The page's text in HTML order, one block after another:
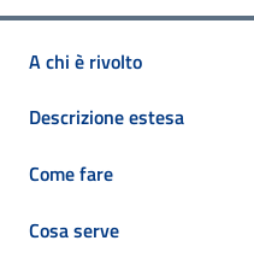
A chi è rivolto
Descrizione estesa
Come fare
Cosa serve